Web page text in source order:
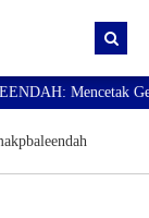
Mencetak